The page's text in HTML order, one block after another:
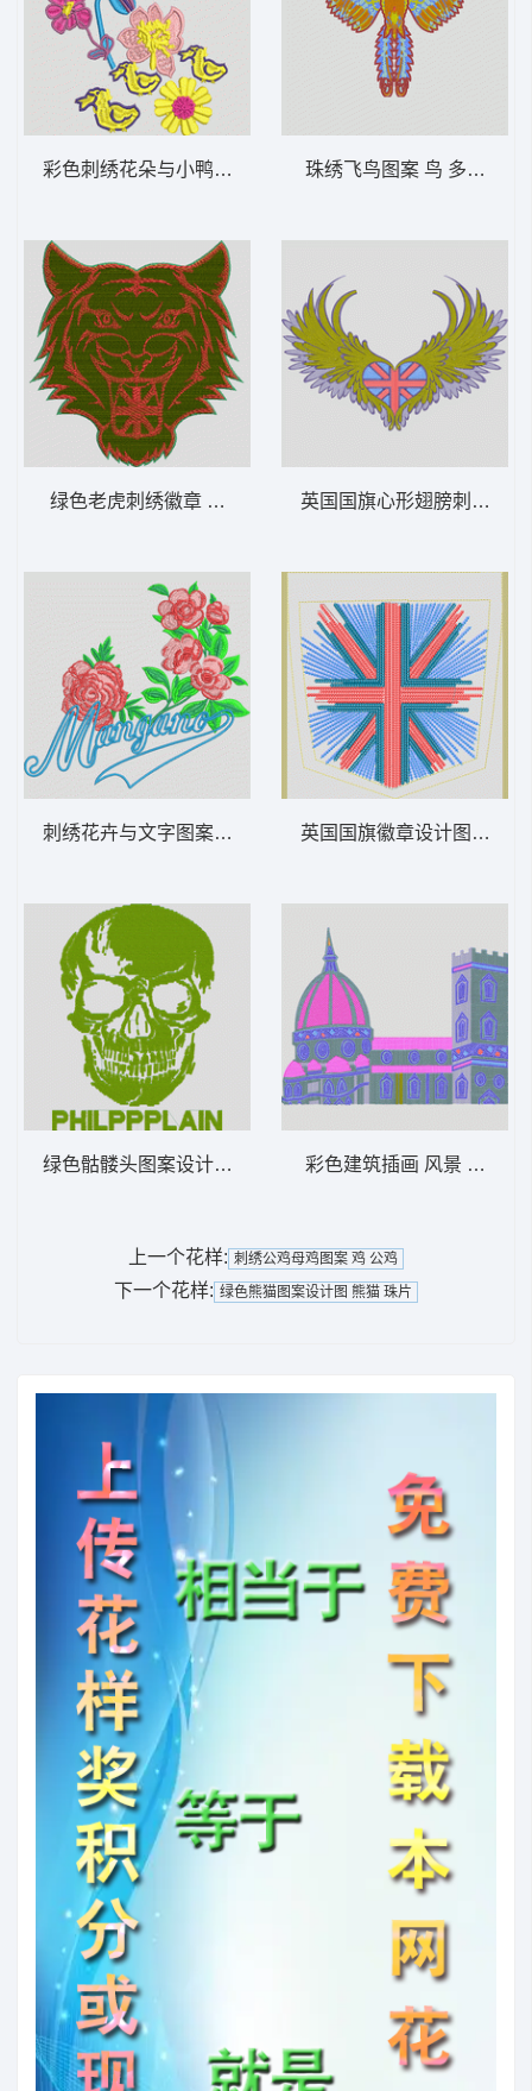
彩色刺绣花朵与小鸭图案 童花
绿色老虎刺绣徽章 虎头
刺绣花卉与文字图案 花朵
绿色骷髅头图案设计 骷髅
珠绣飞鸟图案 鸟 多色珠片
英国国旗心形翅膀刺绣 心
英国国旗徽章设计图 旗 米
彩色建筑插画 风景 多色珠
上一个花样: 刺绣公鸡母鸡图案 鸡 公鸡
下一个花样: 绿色熊猫图案设计图 熊猫 珠片